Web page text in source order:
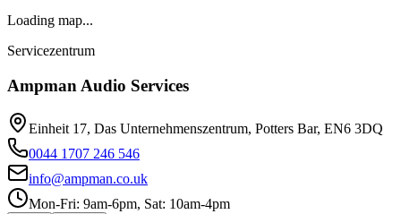
Loading map...
Servicezentrum
Ampman Audio Services
Einheit 17, Das Unternehmenszentrum, Potters Bar, EN6 3DQ
0044 1707 246 546
info@ampman.co.uk
Mon-Fri: 9am-6pm, Sat: 10am-4pm